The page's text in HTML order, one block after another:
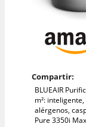
Compartir:
BLUEAIR
m²:
alérgenos,
Pure 3350i Max